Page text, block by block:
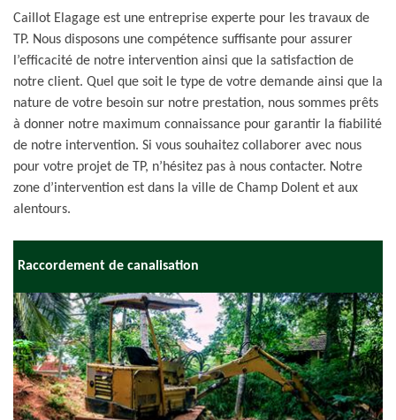
Caillot Elagage est une entreprise experte pour les travaux de
TP. Nous disposons une compétence suffisante pour assurer
l’efficacité de notre intervention ainsi que la satisfaction de
notre client. Quel que soit le type de votre demande ainsi que la
nature de votre besoin sur notre prestation, nous sommes prêts
à donner notre maximum connaissance pour garantir la fiabilité
de notre intervention. Si vous souhaitez collaborer avec nous
pour votre projet de TP, n’hésitez pas à nous contacter. Notre
zone d’intervention est dans la ville de Champ Dolent et aux
alentours.
Raccordement de canalisation